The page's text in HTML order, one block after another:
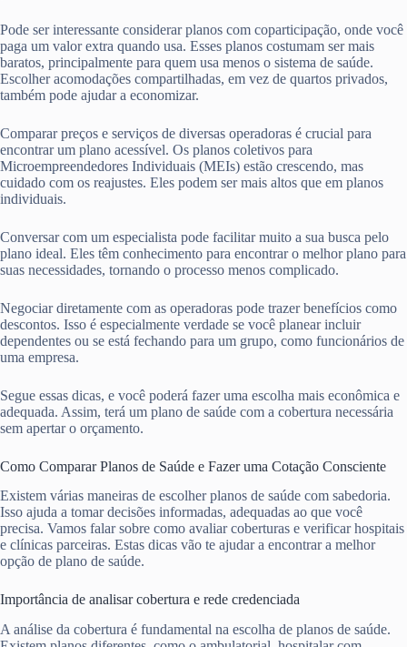
Pode ser interessante considerar planos com coparticipação, onde você
paga um valor extra quando usa. Esses planos costumam ser mais
baratos, principalmente para quem usa menos o sistema de saúde.
Escolher acomodações compartilhadas, em vez de quartos privados,
também pode ajudar a economizar.
Comparar preços e serviços de diversas operadoras é crucial para
encontrar um plano acessível. Os planos coletivos para
Microempreendedores Individuais (MEIs) estão crescendo, mas
cuidado com os reajustes. Eles podem ser mais altos que em planos
individuais.
Conversar com um especialista pode facilitar muito a sua busca pelo
plano ideal. Eles têm conhecimento para encontrar o melhor plano para
suas necessidades, tornando o processo menos complicado.
Negociar diretamente com as operadoras pode trazer benefícios como
descontos. Isso é especialmente verdade se você planear incluir
dependentes ou se está fechando para um grupo, como funcionários de
uma empresa.
Segue essas dicas, e você poderá fazer uma escolha mais econômica e
adequada. Assim, terá um plano de saúde com a cobertura necessária
sem apertar o orçamento.
Como Comparar Planos de Saúde e Fazer uma Cotação Consciente
Existem várias maneiras de escolher planos de saúde com sabedoria.
Isso ajuda a tomar decisões informadas, adequadas ao que você
precisa. Vamos falar sobre como avaliar coberturas e verificar hospitais
e clínicas parceiras. Estas dicas vão te ajudar a encontrar a melhor
opção de plano de saúde.
Importância de analisar cobertura e rede credenciada
A análise da cobertura é fundamental na escolha de planos de saúde.